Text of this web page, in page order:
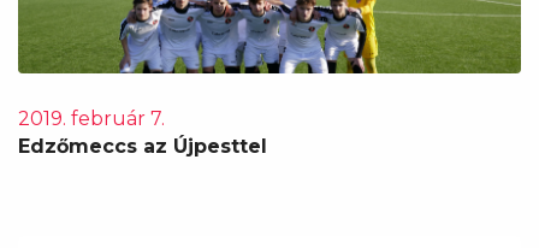
2019. február 7.
Edzőmeccs az Újpesttel